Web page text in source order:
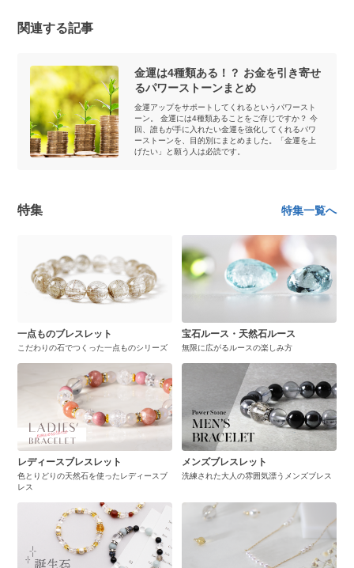
関連する記事
金運は4種類ある！？ お金を引き寄せ
るパワーストーンまとめ
金運アップをサポートしてくれるというパワースト
ーン。 金運には4種類あることをご存じですか？ 今
回、誰もが手に入れたい金運を強化してくれるパワ
ーストーンを、目的別にまとめました。「金運を上
げたい」と願う人は必読です。
特集 特集一覧へ
一点ものブレスレット
こだわりの石でつくった一点ものシリーズ
宝石ルース・天然石ルース
無限に広がるルースの楽しみ方
レディースブレスレット
色とりどりの天然石を使ったレディースブ
レス
メンズブレスレット
洗練された大人の雰囲気漂うメンズブレス